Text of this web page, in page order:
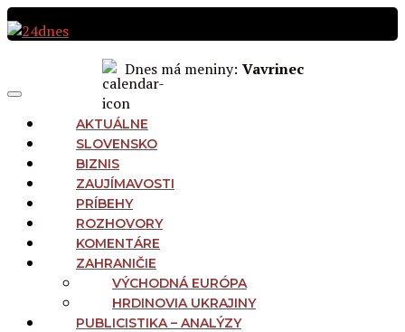
Preskočiť
na
Dnes má meniny: Vavrinec
NAVIGATION
Menu
AKTUÁLNE
SLOVENSKO
BIZNIS
ZAUJÍMAVOSTI
PRÍBEHY
ROZHOVORY
KOMENTÁRE
ZAHRANIČIE
VÝCHODNÁ EURÓPA
HRDINOVIA UKRAJINY
PUBLICISTIKA – ANALÝZY